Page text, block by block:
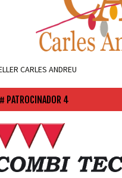
CARLES ANDREU
PATROCINADOR 4